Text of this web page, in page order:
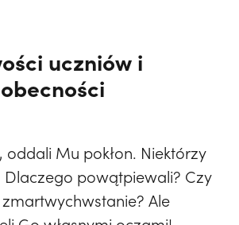
uczniów i
oddali Mu pokłon. Niektórzy
Dlaczego powątpiewali? Czy
Ale